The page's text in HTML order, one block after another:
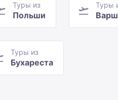
Туры из
Польши
Туры
Туры из
Бухареста